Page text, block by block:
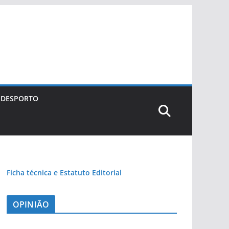
DESPORTO
Ficha técnica e Estatuto Editorial
OPINIÃO